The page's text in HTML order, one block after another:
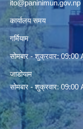
कार्यालय समय
गर्मियाम
सोमबार - शुक्रवार: 09:00
जाडोयाम
सोमबार - शुक्रवार: 09:00